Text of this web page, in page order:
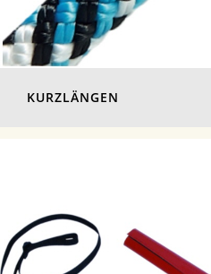
KURZLÄNGEN